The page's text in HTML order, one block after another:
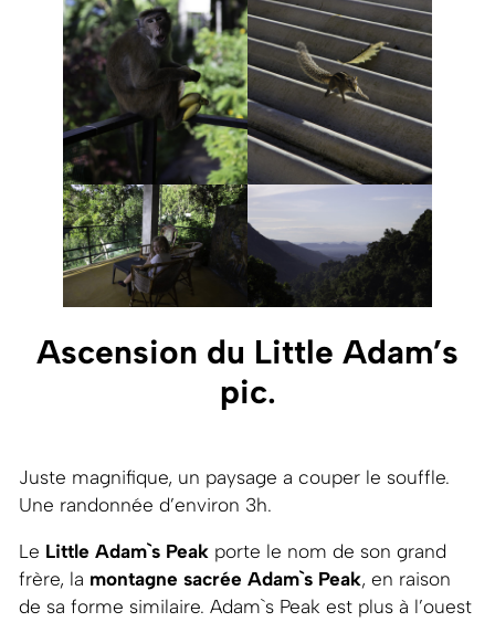
Ascension du Little Adam’s
pic.
Juste magnifique, un paysage a couper le souffle.
Une randonnée d’environ 3h.
Le Little Adam`s Peakporte le nom de son grand
frère, la montagne sacrée Adam`s Peak, en raison
de sa forme similaire. Adam`s Peak est plus à l’ouest